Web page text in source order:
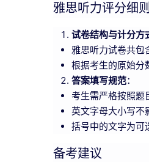
雅思听力评分细则
试卷结构与计分方
雅思听力试卷共包
根据考生的原始分
答案填写规范：
考生需严格按照题
英文字母大小写不
括号中的文字为可
备考建议